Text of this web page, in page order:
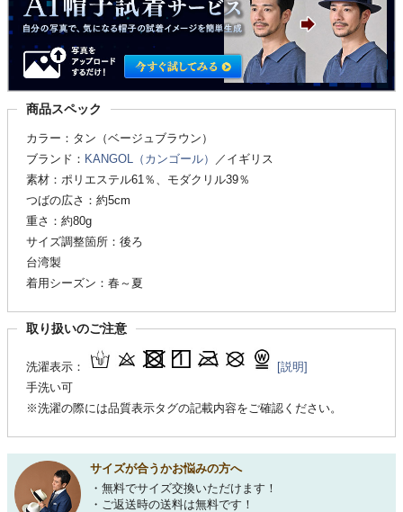
商品スペック
カラー：タン（ベージュブラウン）
ブランド： KANGOL（カンゴール）
／イギリス
素材：ポリエステル61％、モダクリル39％
つばの広さ：約5cm
重さ：約80g
サイズ調整箇所：後ろ
台湾製
着用シーズン：春～夏
取り扱いのご注意
洗濯表示：
[説明]
手洗い可
※洗濯の際には品質表示タグの記載内容をご確認ください。
サイズが合うかお悩みの方へ
・無料でサイズ交換いただけます！
・ご返送時の送料は無料です！